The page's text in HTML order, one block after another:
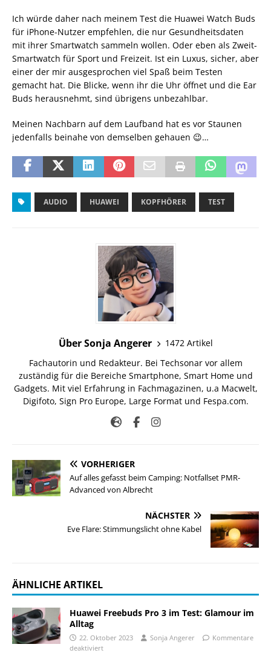
Ich würde daher nach meinem Test die Huawei Watch Buds
für iPhone-Nutzer empfehlen, die nur Gesundheitsdaten
mit ihrer Smartwatch sammeln wollen. Oder eben als Zweit-
Smartwatch für Sport und Freizeit. Ist ein Luxus, sicher, aber
einer der mir ausgesprochen viel Spaß beim Testen
gemacht hat. Die Blicke, wenn ihr die Uhr öffnet und die Ear
Buds herausnehmt, sind übrigens unbezahlbar.
Meinen Nachbarn auf dem Laufband hat es vor Staunen
jedenfalls beinahe von demselben gehauen 😉…
AUDIO HUAWEI KOPFHÖRER TEST
Über Sonja Angerer
1472 Artikel
Fachautorin und Redakteur. Bei Techsonar vor allem
zuständig für die Bereiche Smartphone, Smart Home und
Gadgets. Mit viel Erfahrung in Fachmagazinen, u.a Macwelt,
Digifoto, Sign Pro Europe, Large Format und Fespa.com.
VORHERIGER
Auf alles gefasst beim Camping: Notfallset PMR-
Advanced von Albrecht
NÄCHSTER
Eve Flare: Stimmungslicht ohne Kabel
ÄHNLICHE ARTIKEL
Huawei Freebuds Pro 3 im Test: Glamour im
Alltag
22. Oktober 2023 Sonja Angerer
Kommentare
deaktiviert